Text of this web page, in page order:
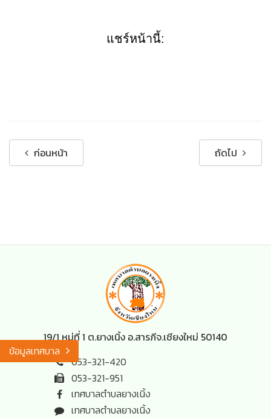
ข้อมูลเทศบาล
แชร์หน้านี้:
ก่อนหน้า ถัดไป
19/1 หมู่ที่ 1 ต.ยางเนิ้ง อ.สารภีจ.เชียงใหม่ 50140
053-321-420
053-321-951
เทศบาลตำบลยางเนิ้ง
เทศบาลตำบลยางเนิ้ง